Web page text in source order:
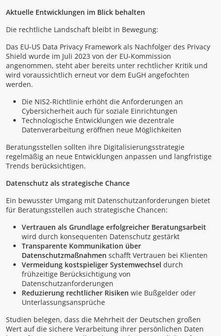
Aktuelle Entwicklungen im Blick behalten
Die rechtliche Landschaft bleibt in Bewegung:
Das EU-US Data Privacy Framework als Nachfolger des Privacy
Shield wurde im Juli 2023 von der EU-Kommission
angenommen, steht aber bereits unter rechtlicher Kritik und
wird voraussichtlich erneut vor dem EuGH angefochten
werden.
Die NIS2-Richtlinie erhöht die Anforderungen an
Cybersicherheit auch für soziale Einrichtungen
Technologische Entwicklungen wie dezentrale
Datenverarbeitung eröffnen neue Möglichkeiten
Beratungsstellen sollten ihre Digitalisierungsstrategie
regelmäßig an neue Entwicklungen anpassen und langfristige
Trends berücksichtigen.
Datenschutz als strategische Chance
Ein bewusster Umgang mit Datenschutzanforderungen bietet
für Beratungsstellen auch strategische Chancen:
Vertrauen als Grundlage erfolgreicher Beratungsarbeit
wird durch konsequenten Datenschutz gestärkt
Transparente Kommunikation über
Datenschutzmaßnahmen schafft Vertrauen bei Klienten
Vermeidung kostspieliger Systemwechsel durch
frühzeitige Berücksichtigung von
Datenschutzanforderungen
Reduzierung rechtlicher Risiken wie Bußgelder oder
Unterlassungsansprüche
Studien belegen, dass die Mehrheit der Deutschen großen
Wert auf die sichere Verarbeitung ihrer persönlichen Daten